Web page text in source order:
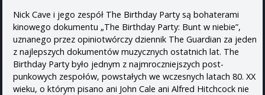
Nick Cave i jego zespół The Birthday Party są bohaterami
kinowego dokumentu „The Birthday Party: Bunt w niebie”,
uznanego przez opiniotwórczy dziennik The Guardian za jeden
z najlepszych dokumentów muzycznych ostatnich lat. The
Birthday Party było jednym z najmroczniejszych post-
punkowych zespołów, powstałych we wczesnych latach 80. XX
wieku, o którym pisano ani John Cale ani Alfred Hitchcock nie